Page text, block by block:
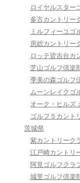
ロイヤルスター
多古カントリー
ミルフィーユゴ
房総カントリー
ロッテ皆吉台カ
芝山ゴルフ倶楽
季美の森ゴルフ
ムーンレイクゴ
オーク・ヒルズ
ゴルフ５カント
茨城県
紫カントリー
江戸崎カントリ
阿見ゴルフクラ
城里ゴルフ倶楽